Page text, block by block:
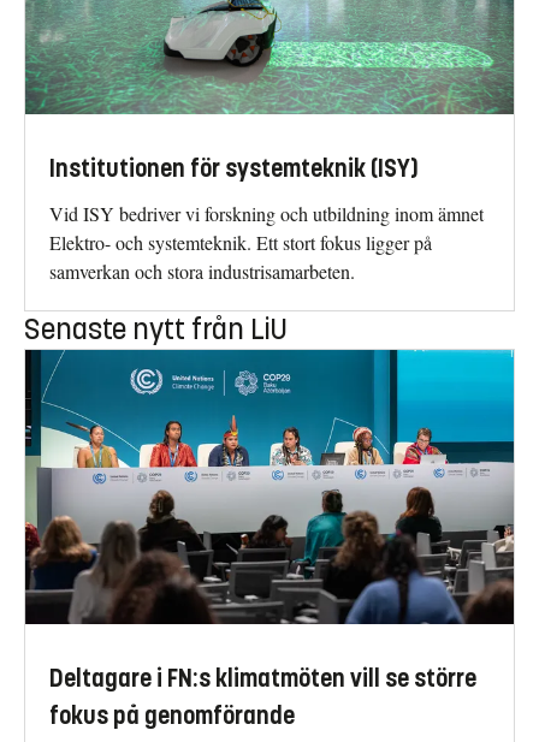
Institutionen för systemteknik (ISY)
Vid ISY bedriver vi forskning och utbildning inom ämnet
Elektro- och systemteknik. Ett stort fokus ligger på
samverkan och stora industrisamarbeten.
Senaste nytt från LiU
Deltagare i FN:s klimatmöten vill se större
fokus på genomförande